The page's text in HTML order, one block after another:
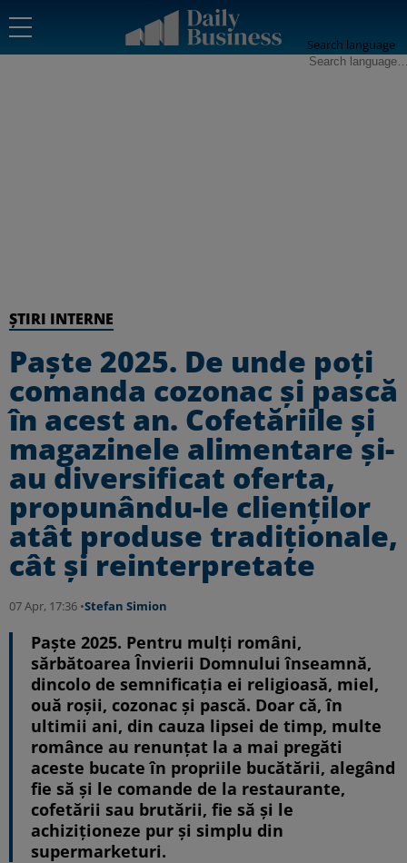
Search language
ȘTIRI INTERNE
Paște 2025. De unde poți
comanda cozonac și pască
în acest an. Cofetăriile și
magazinele alimentare și-
au diversificat oferta,
propunându-le clienților
atât produse tradiționale,
cât și reinterpretate
07 Apr, 17:36 •Stefan Simion
Paște 2025. Pentru mulți români,
sărbătoarea Învierii Domnului înseamnă,
dincolo de semnificația ei religioasă, miel,
ouă roșii, cozonac și pască. Doar că, în
ultimii ani, din cauza lipsei de timp, multe
românce au renunțat la a mai pregăti
aceste bucate în propriile bucătării, alegând
fie să și le comande de la restaurante,
cofetării sau brutării, fie să și le
achiziționeze pur și simplu din
supermarketuri.